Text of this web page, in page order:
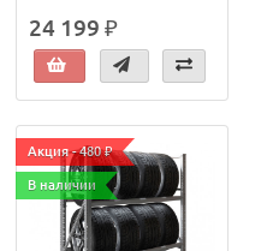
24 199 ₽
Акция - 480 ₽
В наличии